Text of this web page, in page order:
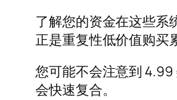
了解您的资金在这些系
正是重复性低价值购买
您可能不会注意到
会快速复合。